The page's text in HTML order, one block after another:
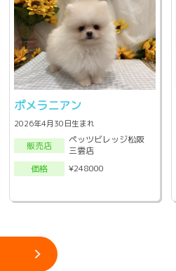
ポメラニアン
2026年4月30日生まれ
販売店
ペッツビレッジ松阪
三雲店
価格
¥248000